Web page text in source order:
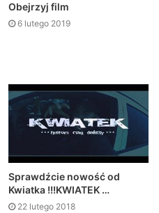
Obejrzyj film
6 lutego 2019
Sprawdźcie nowość od
Kwiatka !!!KWIATEK …
22 lutego 2018